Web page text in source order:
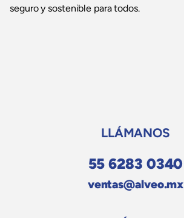
seguro y sostenible para todos.
LLÁMANOS
55 6283 0340
ventas@alveo.mx